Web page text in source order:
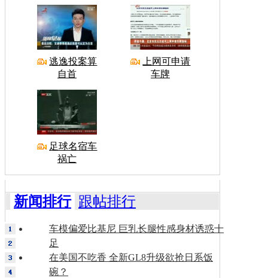
逃逸投案算
自首
上网可申请
车牌
足球名宿车
祸亡
新闻排行 跟帖排行
车模偏爱比基尼 巨乳长腿性感身材诱惑十
足
在美国不吃香 全新GL8升级欲抢日系饭
碗？